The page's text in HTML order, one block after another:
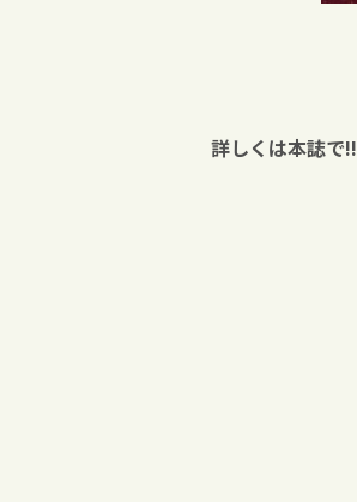
詳しくは本誌で!!